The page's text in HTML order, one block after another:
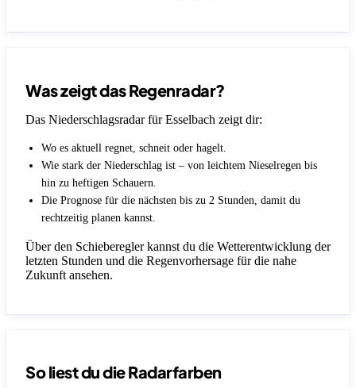
Was zeigt das Regenradar?
Das Niederschlagsradar für Esselbach zeigt dir:
Wo es aktuell regnet, schneit oder hagelt.
Wie stark der Niederschlag ist – von leichtem Nieselregen bis
hin zu heftigen Schauern.
Die Prognose für die nächsten bis zu 2 Stunden, damit du
rechtzeitig planen kannst.
Über den Schieberegler kannst du die Wetterentwicklung der
letzten Stunden und die Regenvorhersage für die nahe
Zukunft ansehen.
So liest du die Radarfarben